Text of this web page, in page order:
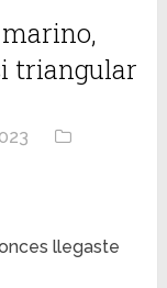
triangular
llegaste